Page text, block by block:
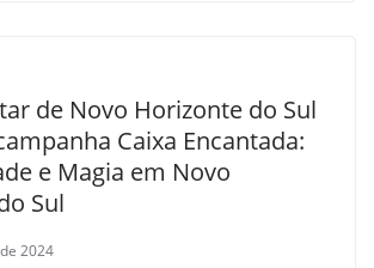
de Novo Horizonte do Sul
Caixa Encantada:
e Magia em Novo
Sul
2024